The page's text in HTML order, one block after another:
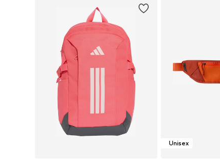
Unisex